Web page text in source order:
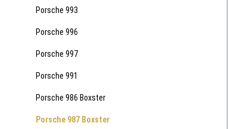
Porsche 993
Porsche 996
Porsche 997
Porsche 991
Porsche 986 Boxster
Porsche 987 Boxster